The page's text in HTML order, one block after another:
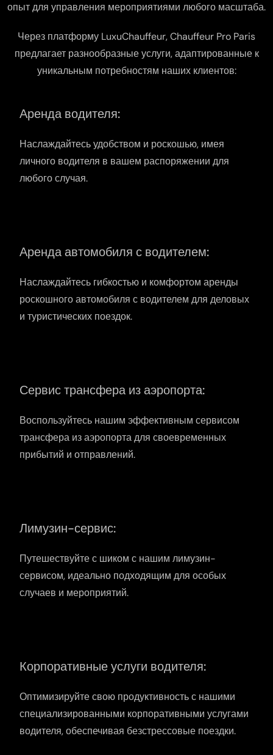
опыт для управления мероприятиями любого масштаба.
Через платформу LuxuChauffeur, Chauffeur Pro Paris
предлагает разнообразные услуги, адаптированные к
уникальным потребностям наших клиентов:
Аренда водителя:
Наслаждайтесь удобством и роскошью, имея
личного водителя в вашем распоряжении для
любого случая.
Аренда автомобиля с водителем:
Наслаждайтесь гибкостью и комфортом аренды
роскошного автомобиля с водителем для деловых
и туристических поездок.
Сервис трансфера из аэропорта:
Воспользуйтесь нашим эффективным сервисом
трансфера из аэропорта для своевременных
прибытий и отправлений.
Лимузин-сервис:
Путешествуйте с шиком с нашим лимузин-
сервисом, идеально подходящим для особых
случаев и мероприятий.
Корпоративные услуги водителя:
Оптимизируйте свою продуктивность с нашими
специализированными корпоративными услугами
водителя, обеспечивая безстрессовые поездки.